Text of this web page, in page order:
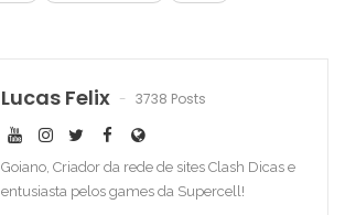
Lucas Felix 3738 Posts
Goiano, Criador da rede de sites Clash Dicas e
entusiasta pelos games da Supercell!